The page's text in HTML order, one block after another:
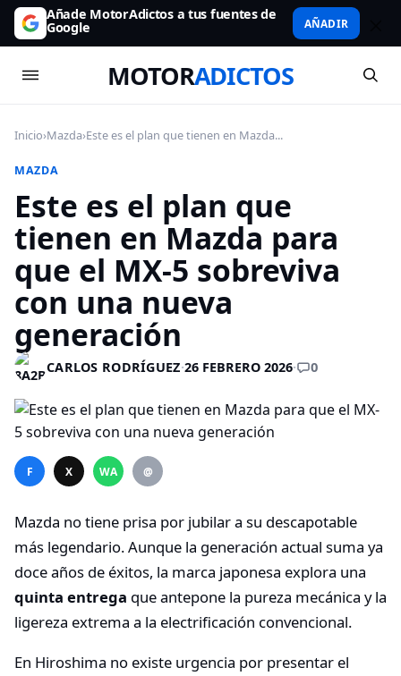
Añade MotorAdictos a tus fuentes de
Google AÑADIR
MOTORADICTOS
Inicio›Mazda›Este es el plan que tienen en Mazda...
MAZDA
Este es el plan que
tienen en Mazda para
que el MX-5 sobreviva
con una nueva
generación
CARLOS RODRÍGUEZ·26 FEBRERO 2026· 0
F X WA @
Mazda no tiene prisa por jubilar a su descapotable
más legendario. Aunque la generación actual suma ya
doce años de éxitos, la marca japonesa explora una
quinta entrega que antepone la pureza mecánica y la
ligereza extrema a la electrificación convencional.
En Hiroshima no existe urgencia por presentar el